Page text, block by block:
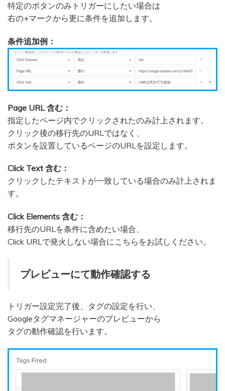
特定のボタンのみトリガーにしたい場合は
右の+マークから更に条件を追加します。
条件追加例：
Page URL 含む：
指定したページ内でクリックされたのみ計上されます。
クリック後の移行先のURLではなく、
ボタンを設置しているページのURLを設定します。
Click Text 含む：
クリックしたテキストが一致している場合のみ計上されま
す。
Click Elements 含む：
移行先のURLを条件に含めたい場合、
Click URLで発火しない場合にこちらをお試しください。
プレビューにて動作確認する
トリガー設定完了後、タグの設定を行い、
Googleタグマネージャーのプレビューから
タグの動作確認を行います。